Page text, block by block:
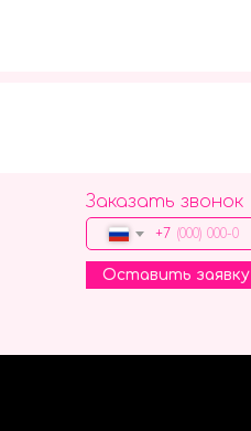
Заказать звонок
+7
Оставить заявку